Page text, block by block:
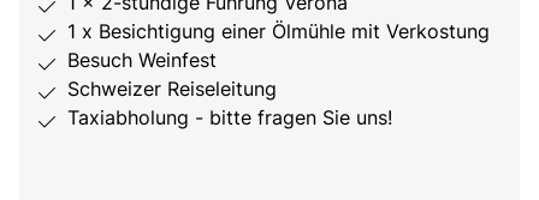
1 x Besichtigung einer Ölmühle mit Verkostung
Besuch Weinfest
Schweizer Reiseleitung
Taxiabholung - bitte fragen Sie uns!